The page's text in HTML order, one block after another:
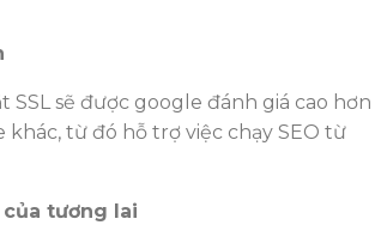
SSL sẽ được google đánh giá cao hơn
khác, từ đó hỗ trợ việc chạy SEO từ
của tương lai